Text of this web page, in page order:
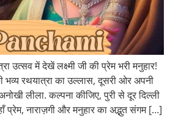
उत्सव में देखें लक्ष्मी जी की प्रेम भरी मनुहार!
रथयात्रा का उल्लास, दूसरी ओर अपनी
लीला. कल्पना कीजिए, पुरी से दूर दिल्ली
प्रेम, नाराज़गी और मनुहार का अद्भुत संगम […]